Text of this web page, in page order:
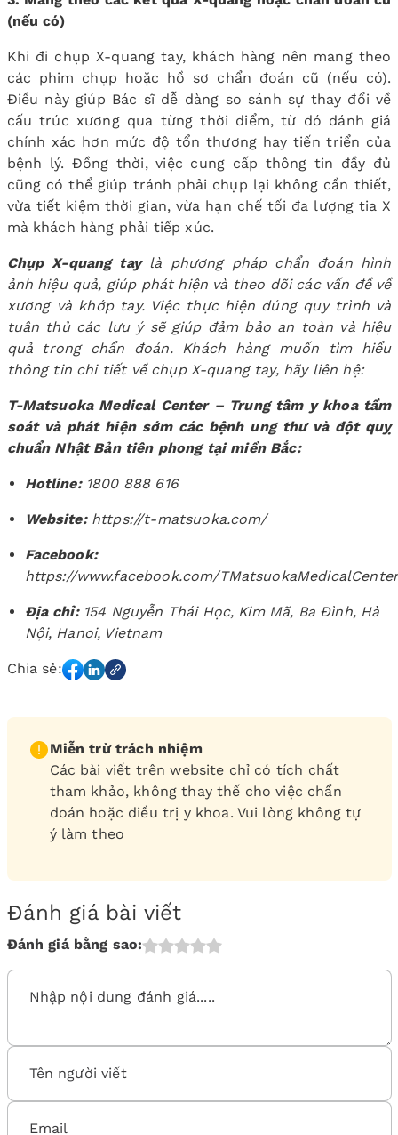
(nếu có)
Khi đi chụp X-quang tay, khách hàng nên mang theo
các phim chụp hoặc hồ sơ chẩn đoán cũ (nếu có).
Điều này giúp Bác sĩ dễ dàng so sánh sự thay đổi về
cấu trúc xương qua từng thời điểm, từ đó đánh giá
chính xác hơn mức độ tổn thương hay tiến triển của
bệnh lý. Đồng thời, việc cung cấp thông tin đầy đủ
cũng có thể giúp tránh phải chụp lại không cần thiết,
vừa tiết kiệm thời gian, vừa hạn chế tối đa lượng tia X
mà khách hàng phải tiếp xúc.
Chụp X-quang taylà phương pháp chẩn đoán hình
ảnh hiệu quả, giúp phát hiện và theo dõi các vấn đề về
xương và khớp tay. Việc thực hiện đúng quy trình và
tuân thủ các lưu ý sẽ giúp đảm bảo an toàn và hiệu
quả trong chẩn đoán. Khách hàng muốn tìm hiểu
thông tin chi tiết về chụp X-quang tay, hãy liên hệ:
T-Matsuoka Medical Center – Trung tâm y khoa tầm
soát và phát hiện sớm các bệnh ung thư và đột quỵ
chuẩn Nhật Bản tiên phong tại miền Bắc:
Hotline:1800 888 616
Website: https://t-matsuoka.com/
Facebook:
https://www.facebook.com/
Địa chỉ:154 Nguyễn Thái Học, Kim Mã, Ba Đình, Hà
Nội, Hanoi, Vietnam
Chia sẻ:
Miễn trừ trách nhiệm
Các bài viết trên website chỉ có tích chất
tham khảo, không thay thế cho việc chẩn
đoán hoặc điều trị y khoa. Vui lòng không tự
ý làm theo
Đánh giá bài viết
Đánh giá bằng sao: